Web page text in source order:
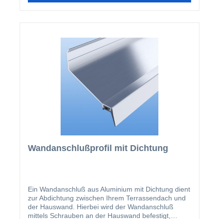
Wandanschlußprofil mit Dichtung
Ein Wandanschluß aus Aluminium mit Dichtung dient
zur Abdichtung zwischen Ihrem Terrassendach und
der Hauswand. Hierbei wird der Wandanschluß
mittels Schrauben an der Hauswand befestigt,